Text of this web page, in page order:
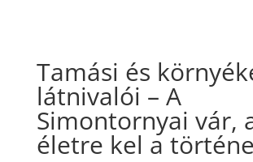
Tamási és
látnivalói – A
Simontornyai vár,
életre kel a